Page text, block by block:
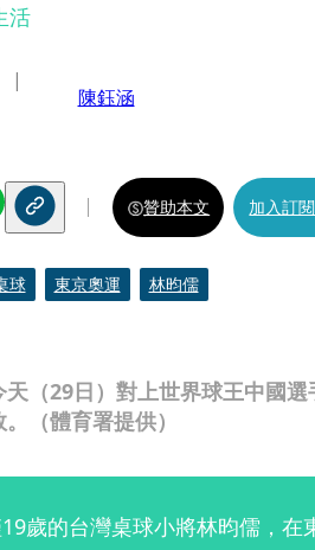
活
天（29日）對上世界球王中國
（體育署提供）
陳鈺涵
贊助本文 加入訂
球 東京奧運 林昀儒
歲的台灣桌球小將林昀儒，在